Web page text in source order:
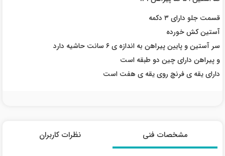
قسمت جلو دارای ۳ دکمه
آستین کش خورده
سر آستین و پایین پیراهن به اندازه ی ۶ سانت حاشیه دارد
و پیراهن دارای چین دو طبقه است
دارای یقه ی فرنچ روی یقه ی هفت است
مشخصات فنی نظرات کاربران